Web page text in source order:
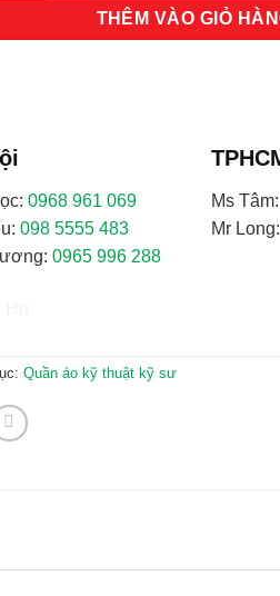
THÊM VÀO GIỎ
0968 961 069
098 5555 483
0965 996 288
Ms Tâm:
Mr Long:
Quần áo kỹ thuật kỹ sư